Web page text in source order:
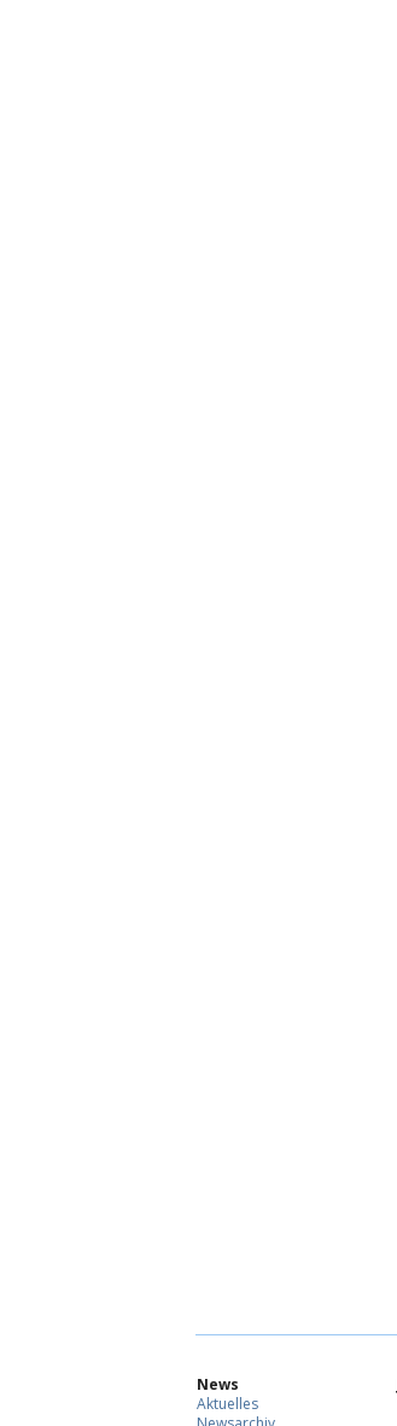
News
Aktuelles